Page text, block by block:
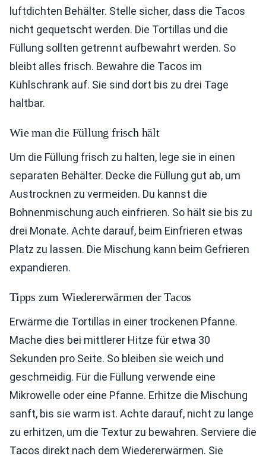
luftdichten Behälter. Stelle sicher, dass die Tacos
nicht gequetscht werden. Die Tortillas und die
Füllung sollten getrennt aufbewahrt werden. So
bleibt alles frisch. Bewahre die Tacos im
Kühlschrank auf. Sie sind dort bis zu drei Tage
haltbar.
Wie man die Füllung frisch hält
Um die Füllung frisch zu halten, lege sie in einen
separaten Behälter. Decke die Füllung gut ab, um
Austrocknen zu vermeiden. Du kannst die
Bohnenmischung auch einfrieren. So hält sie bis zu
drei Monate. Achte darauf, beim Einfrieren etwas
Platz zu lassen. Die Mischung kann beim Gefrieren
expandieren.
Tipps zum Wiedererwärmen der Tacos
Erwärme die Tortillas in einer trockenen Pfanne.
Mache dies bei mittlerer Hitze für etwa 30
Sekunden pro Seite. So bleiben sie weich und
geschmeidig. Für die Füllung verwende eine
Mikrowelle oder eine Pfanne. Erhitze die Mischung
sanft, bis sie warm ist. Achte darauf, nicht zu lange
zu erhitzen, um die Textur zu bewahren. Serviere die
Tacos direkt nach dem Wiedererwärmen. Sie